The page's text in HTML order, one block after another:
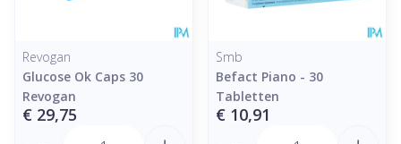
Revogan
Glucose Ok Caps 30
Revogan
€ 29,75
Smb
Befact Piano - 30
Tabletten
€ 10,91